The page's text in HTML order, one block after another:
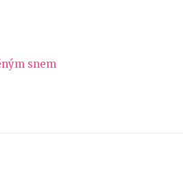
snem